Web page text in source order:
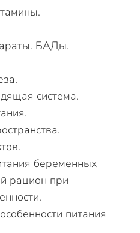
БАДы.
система.
беременных
рацион при
питания